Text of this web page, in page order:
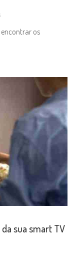
encontrar os
sua smart TV